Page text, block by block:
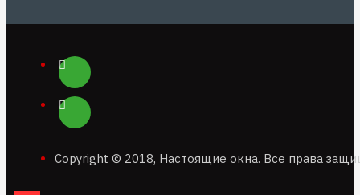
Copyright © 2018, Настоящие окна. Все права